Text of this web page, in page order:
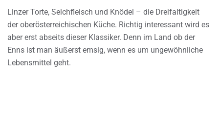
Linzer Torte, Selchfleisch und Knödel – die Dreifaltigkeit
der oberösterreichischen Küche. Richtig interessant wird es
aber erst abseits dieser Klassiker. Denn im Land ob der
Enns ist man äußerst emsig, wenn es um ungewöhnliche
Lebensmittel geht.